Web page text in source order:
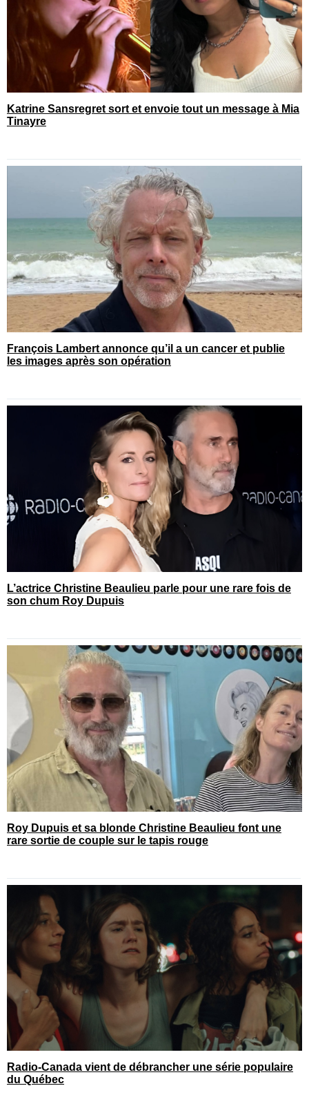
Katrine Sansregret sort et envoie tout un message à Mia
Tinayre
François Lambert annonce qu’il a un cancer et publie
les images après son opération
L’actrice Christine Beaulieu parle pour une rare fois de
son chum Roy Dupuis
Roy Dupuis et sa blonde Christine Beaulieu font une
rare sortie de couple sur le tapis rouge
Radio-Canada vient de débrancher une série populaire
du Québec